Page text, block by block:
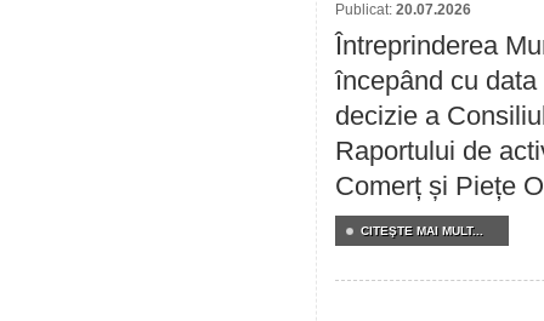
Publicat: 20.07.2026
Întreprinderea
începând cu
decizie a
Raportului de
Comerț și Piețe
CITEŞTE MAI MULT...